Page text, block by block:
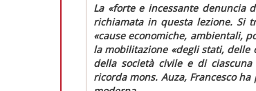
La «forte e incessante denuncia
richiamata in questa lezione. Si
«cause economiche, ambientali,
la mobilitazione «degli stati, delle
della società civile e di ciascuna
ricorda mons. Auza, Francesco